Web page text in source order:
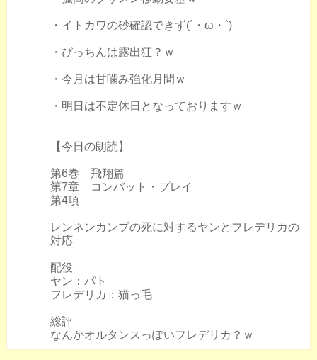
・イトカワの砂確認できず(´・ω・`)
・びっちんは露出狂？ｗ
・今月は甘噛み強化月間ｗ
・明日は不定休日となっておりますｗ
【今日の朗読】
第6巻 飛翔篇
第7章 コンバット・プレイ
第4項
レンネンカンプの死に対するヤンとフレデリカの
対応
配役
ヤン：パト
フレデリカ：猫っ毛
総評
なんかオルタンスっぽいフレデリカ？ｗ